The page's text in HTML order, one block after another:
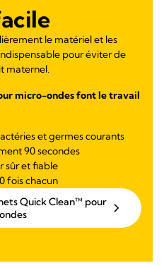
le matériel et les
pour éviter de
maternel.
micro-ondes font le travail
et germes courants
90 secondes
sûr et fiable
fois chacun
Quick Clean™ pour